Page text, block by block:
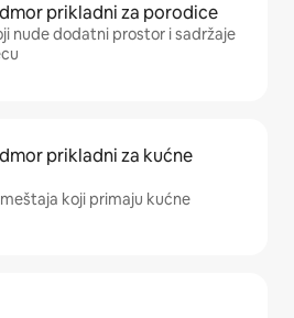
prikladni za porodice
nude dodatni prostor i sadržaje
prikladni za kućne
koji primaju kućne